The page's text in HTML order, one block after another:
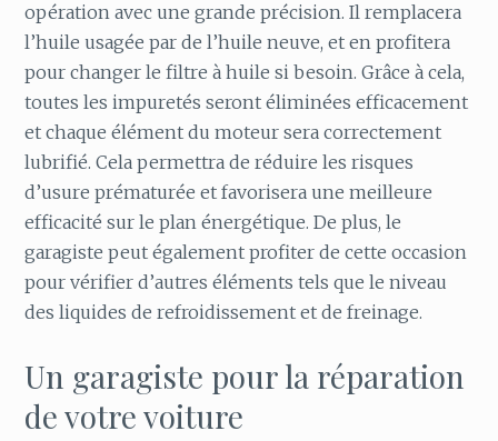
opération avec une grande précision. Il remplacera
l’huile usagée par de l’huile neuve, et en profitera
pour changer le filtre à huile si besoin. Grâce à cela,
toutes les impuretés seront éliminées efficacement
et chaque élément du moteur sera correctement
lubrifié. Cela permettra de réduire les risques
d’usure prématurée et favorisera une meilleure
efficacité sur le plan énergétique. De plus, le
garagiste peut également profiter de cette occasion
pour vérifier d’autres éléments tels que le niveau
des liquides de refroidissement et de freinage.
Un garagiste pour la réparation
de votre voiture